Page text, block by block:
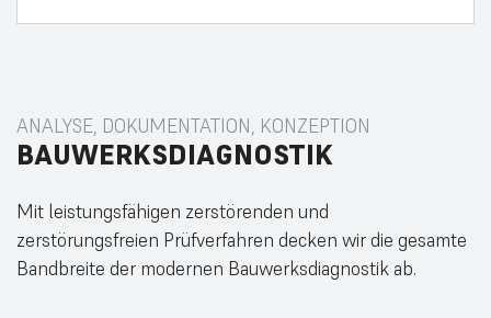
ANALYSE, DOKUMENTATION, KONZEPTION
BAUWERKSDIAGNOSTIK
Mit leistungsfähigen zerstörenden und
zerstörungsfreien Prüfverfahren decken wir die gesamte
Bandbreite der modernen Bauwerksdiagnostik ab.